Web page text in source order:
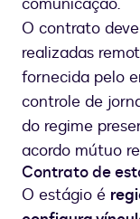
O contrato
realizadas
fornecida pelo
controle de
do regime
acordo mútuo
Contrato de
O estágio é